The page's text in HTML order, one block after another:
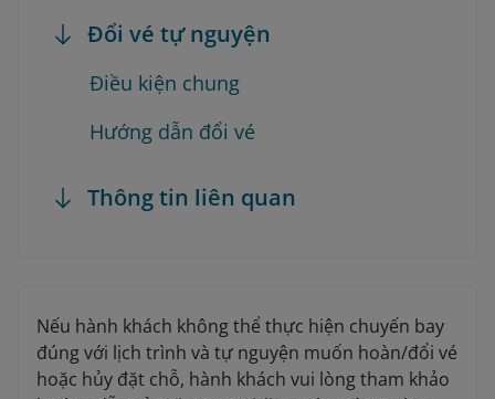
Đổi vé tự nguyện
Điều kiện chung
Hướng dẫn đổi vé
Thông tin liên quan
Nếu hành khách không thể thực hiện chuyến bay
đúng với lịch trình và tự nguyện muốn hoàn/đổi vé
hoặc hủy đặt chỗ, hành khách vui lòng tham khảo